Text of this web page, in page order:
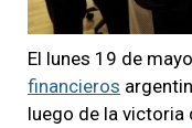
El lunes 19 de
financieros
luego de la